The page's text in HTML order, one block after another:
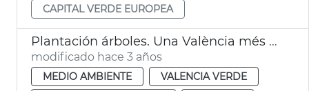
CAPITAL VERDE EUROPEA
Plantación árboles. Una València més verda
modificado hace 3 años
MEDIO AMBIENTE
VALENCIA VERDE